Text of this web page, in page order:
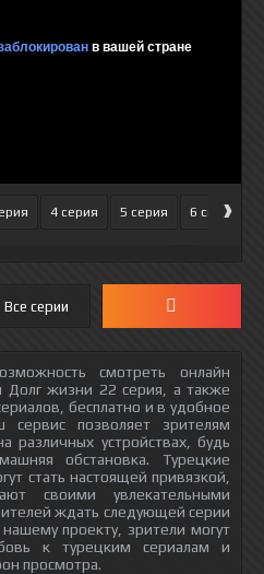
4 серия 5 серия 6 серия
›
Все серии
смотреть онлайн
Долг жизни 22 серия, а также
бесплатно и в удобное
позволяет зрителям
различных устройствах, будь
обстановка. Турецкие
стать настоящей привязкой,
своими увлекательными
ждать следующей серии
проекту, зрители могут
к турецким сериалам и
просмотра.